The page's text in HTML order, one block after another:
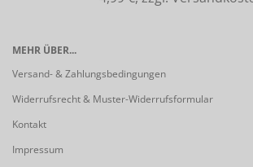
MEHR ÜBER...
Versand- & Zahlungsbedingungen
Widerrufsrecht & Muster-Widerrufsformular
Kontakt
Impressum